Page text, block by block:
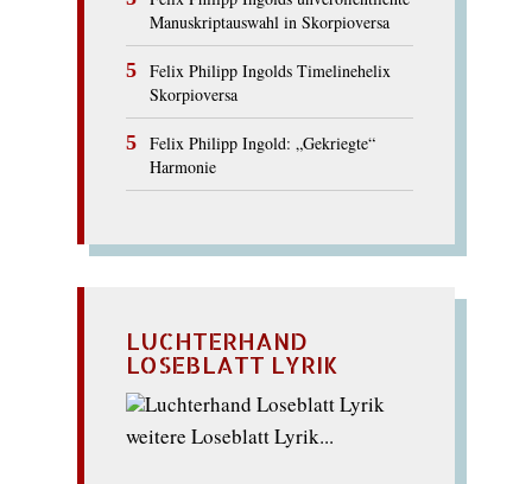
Manuskriptauswahl in Skorpioversa
Felix Philipp Ingolds Timelinehelix
Skorpioversa
Felix Philipp Ingold: „Gekriegte“
Harmonie
LUCHTERHAND
LOSEBLATT LYRIK
weitere Loseblatt Lyrik...